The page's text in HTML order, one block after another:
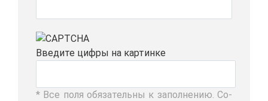
Вве­ди­те циф­ры на кар­тин­ке
* Все по­ля обя­за­тель­ны к за­пол­не­нию. Со­